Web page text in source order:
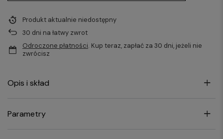
Produkt aktualnie niedostępny
30 dni na łatwy zwrot
Odroczone płatności. Kup teraz, zapłać za 30 dni, jeżeli nie
zwrócisz
Opis i skład
Parametry